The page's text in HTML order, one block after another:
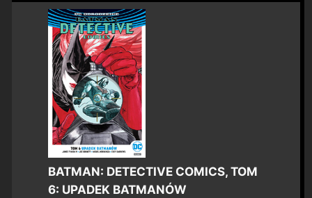
BATMAN: DETECTIVE COMICS, TOM
6: UPADEK BATMANÓW